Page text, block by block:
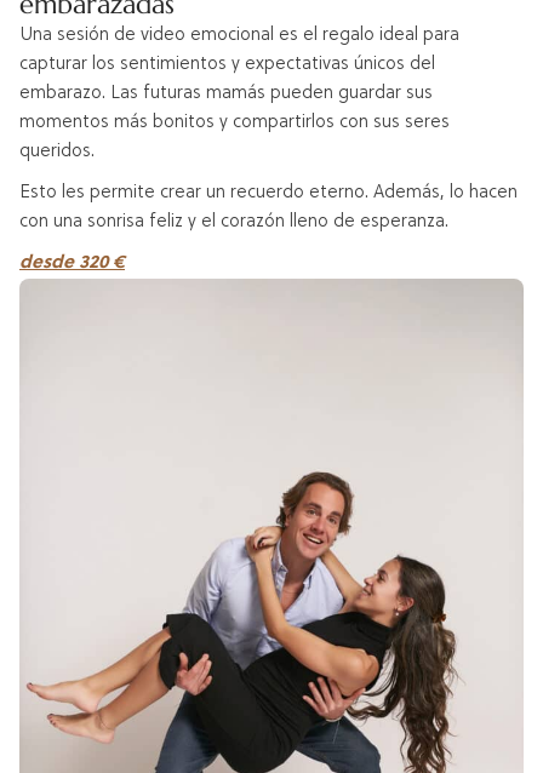
Una sesión de video emocional es el regalo ideal para
capturar los sentimientos y expectativas únicos del
embarazo. Las futuras mamás pueden guardar sus
momentos más bonitos y compartirlos con sus seres
queridos.
Esto les permite crear un recuerdo eterno. Además, lo hacen
con una sonrisa feliz y el corazón lleno de esperanza.
desde 320 €